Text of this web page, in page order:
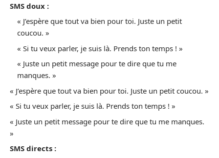
SMS doux :
« J’espère que tout va bien pour toi. Juste un petit
coucou. »
« Si tu veux parler, je suis là. Prends ton temps ! »
« Juste un petit message pour te dire que tu me
manques. »
« J’espère que tout va bien pour toi. Juste un petit coucou. »
« Si tu veux parler, je suis là. Prends ton temps ! »
« Juste un petit message pour te dire que tu me manques.
»
SMS directs :